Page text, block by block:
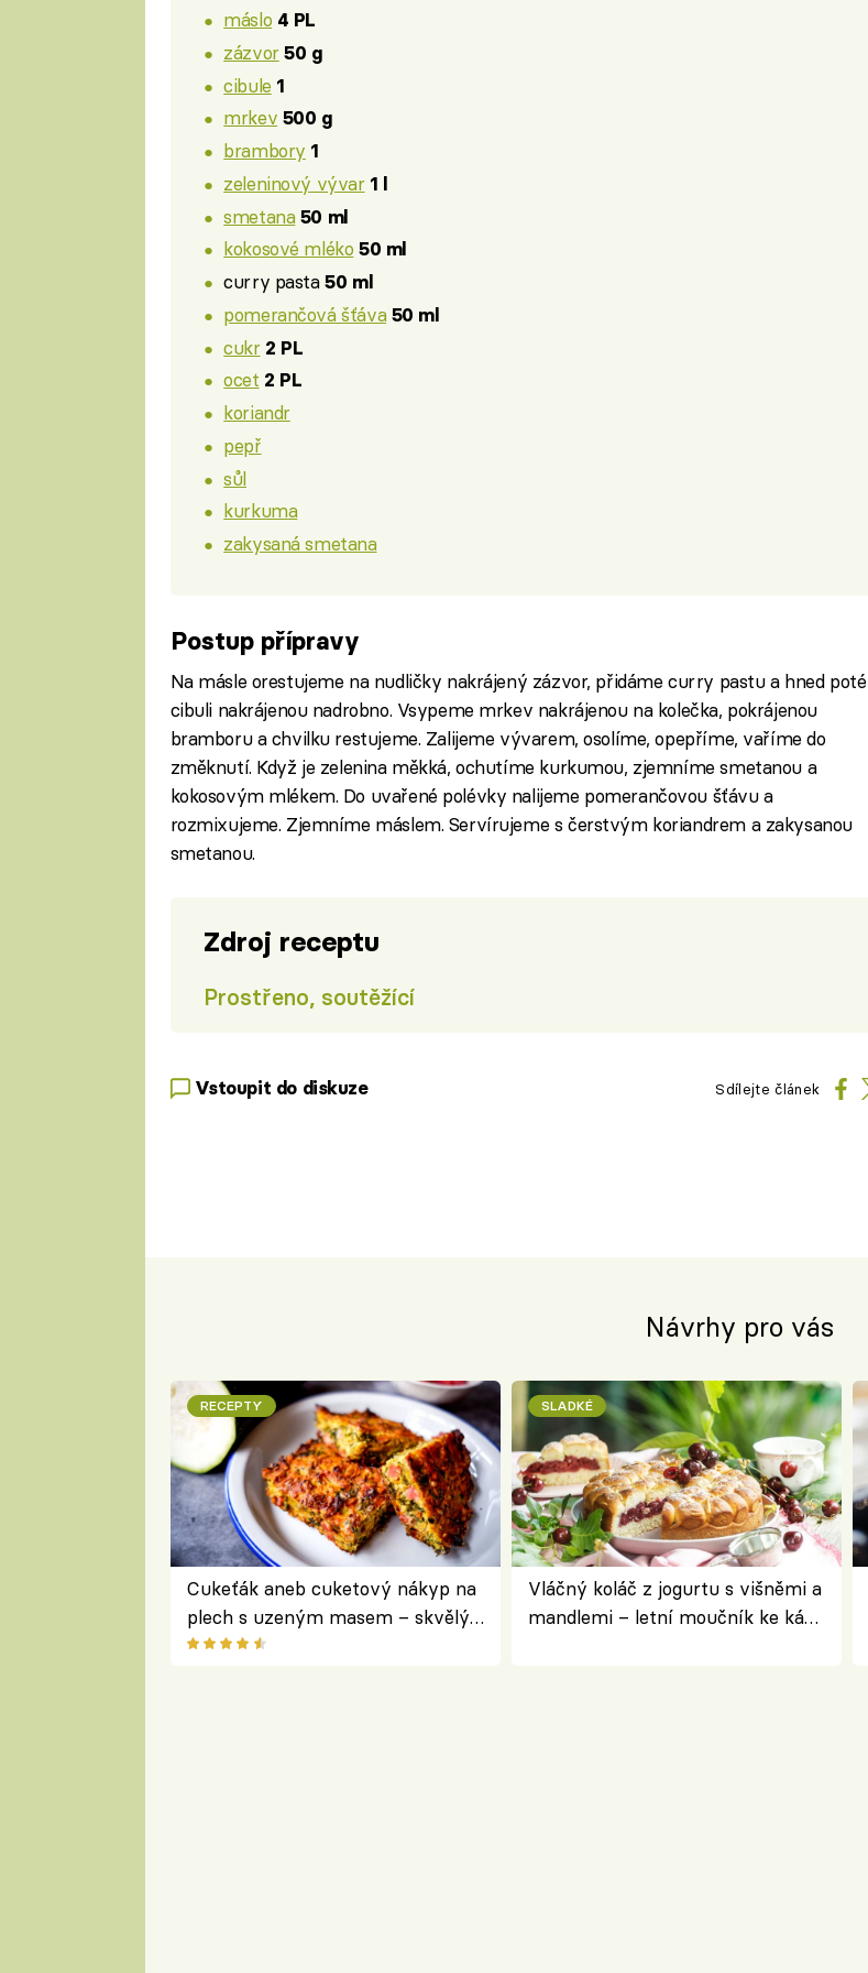
máslo 4 PL
zázvor 50 g
cibule 1
mrkev 500 g
brambory 1
zeleninový vývar 1 l
smetana 50 ml
kokosové mléko 50 ml
curry pasta50 ml
pomerančová šťáva 50 ml
cukr 2 PL
ocet 2 PL
koriandr
pepř
sůl
kurkuma
zakysaná smetana
Postup přípravy
Na másle orestujeme na nudličky nakrájený zázvor, přidáme curry pastu a hned poté
cibuli nakrájenou nadrobno. Vsypeme mrkev nakrájenou na kolečka, pokrájenou
bramboru a chvilku restujeme. Zalijeme vývarem, osolíme, opepříme, vaříme do
změknutí. Když je zelenina měkká, ochutíme kurkumou, zjemníme smetanou a
kokosovým mlékem. Do uvařené polévky nalijeme pomerančovou šťávu a
rozmixujeme. Zjemníme máslem. Servírujeme s čerstvým koriandrem a zakysanou
smetanou.
Zdroj receptu
Prostřeno, soutěžící
Vstoupit do diskuze Sdílejte článek
Návrhy pro vás
RECEPTY
Cukeťák aneb cuketový nákyp na
plech s uzeným masem – skvělý
způsob, jak zpracovat přerostlé
SLADKÉ
Vláčný koláč z jogurtu s višněmi a
mandlemi – letní moučník ke kávě